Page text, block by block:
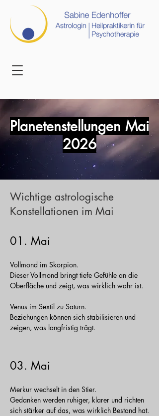
Planetenstellungen Mai
2026
Wichtige astrologische
Konstellationen im Mai
01. Mai
Vollmond im Skorpion.
Dieser Vollmond bringt tiefe Gefühle an die
Oberfläche und zeigt, was wirklich wahr ist.
Venus im Sextil zu Saturn.
Beziehungen können sich stabilisieren und
zeigen, was langfristig trägt.
03. Mai
Merkur wechselt in den Stier.
Gedanken werden ruhiger, klarer und richten
sich stärker auf das, was wirklich Bestand hat.